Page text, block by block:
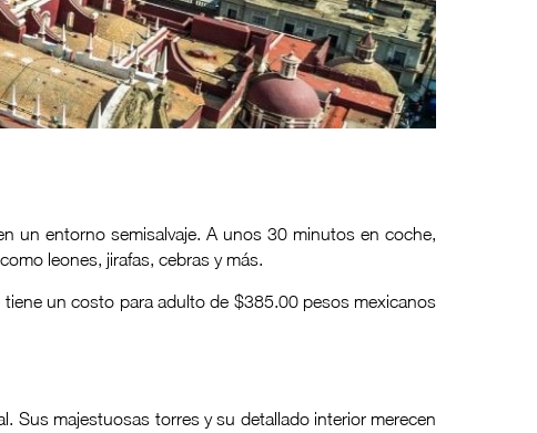
un entorno semisalvaje. A unos 30 minutos en coche,
leones, jirafas, cebras y más.
un costo para adulto de $385.00 pesos mexicanos
Sus majestuosas torres y su detallado interior merecen